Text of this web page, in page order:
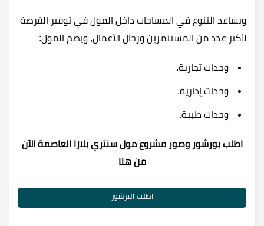
ويساعد التنوع في المساحات داخل المول في توفير الفرصة
لأكبر عدد من المستثمرين ورجال الأعمال، ويضم المول:
وحدات تجارية.
وحدات إدارية.
وحدات طبية.
اطلب بورشور وصور مشروع مول سنتري بلازا العاصمة الآن
من هنا
اطلب البرشور